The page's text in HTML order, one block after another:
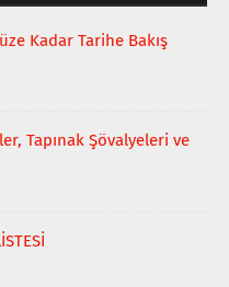
Kadar Tarihe Bakış
Tapınak Şövalyeleri ve